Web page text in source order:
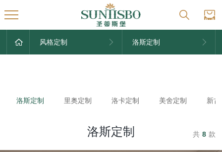
风格定制 洛斯定制
洛斯定制 里奥定制 洛卡定制 美舍定制 新
洛斯定制 共 8 款